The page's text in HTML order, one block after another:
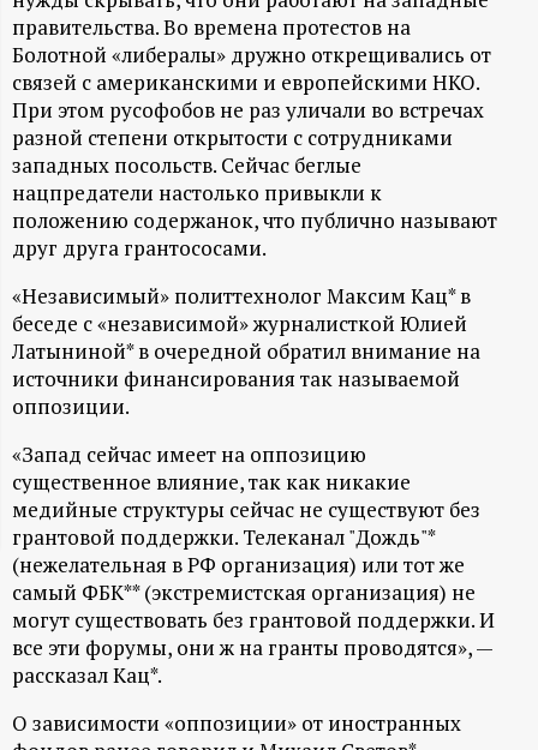
Н
-
и
н
ф
о
р
м
а
ц
и
о
правительства. Во времена протестов на
Болотной «либералы» дружно открещивались от
связей с американскими и европейскими НКО.
При этом русофобов не раз уличали во встречах
разной степени открытости с сотрудниками
западных посольств. Сейчас беглые
нацпредатели настолько привыкли к
положению содержанок, что публично называют
друг друга грантососами.
«Независимый» политтехнолог Максим Кац* в
беседе с «независимой» журналисткой Юлией
Латыниной* в очередной обратил внимание на
источники финансирования так называемой
оппозиции.
«Запад сейчас имеет на оппозицию
существенное влияние, так как никакие
медийные структуры сейчас не существуют без
грантовой поддержки. Телеканал "Дождь"*
(нежелательная в РФ организация) или тот же
самый ФБК** (экстремистская организация) не
могут существовать без грантовой поддержки. И
все эти форумы, они ж на гранты проводятся», —
рассказал Кац*.
О зависимости «оппозиции» от иностранных